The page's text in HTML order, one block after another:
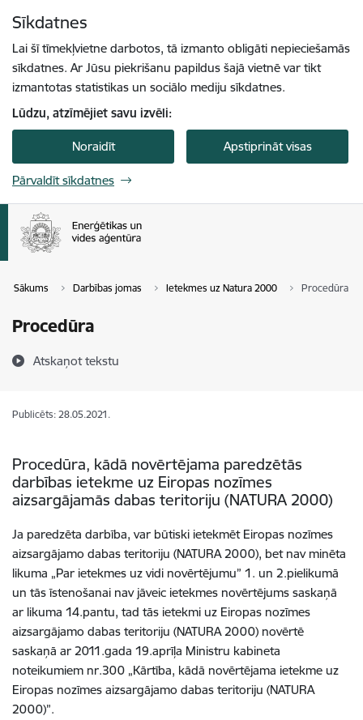
Sīkdatnes
Lai šī tīmekļvietne darbotos, tā izmanto obligāti nepieciešamās
sīkdatnes. Ar Jūsu piekrišanu papildus šajā vietnē var tikt
izmantotas statistikas un sociālo mediju sīkdatnes.
Lūdzu, atzīmējiet savu izvēli:
Noraidīt Apstiprināt visas
Pārvaldīt sīkdatnes
Sākums Darbības jomas Ietekmes uz Natura 2000 Procedūra
Procedūra
Atskaņot tekstu
Publicēts: 28.05.2021.
Procedūra, kādā novērtējama paredzētās
darbības ietekme uz Eiropas nozīmes
aizsargājamās dabas teritoriju (NATURA 2000)
Ja paredzēta darbība, var būtiski ietekmēt Eiropas nozīmes
aizsargājamo dabas teritoriju (NATURA 2000), bet nav minēta
likuma „Par ietekmes uz vidi novērtējumu” 1. un 2.pielikumā
un tās īstenošanai nav jāveic ietekmes novērtējums saskaņā
ar likuma 14.pantu, tad tās ietekmi uz Eiropas nozīmes
aizsargājamo dabas teritoriju (NATURA 2000) novērtē
saskaņā ar 2011.gada 19.aprīļa Ministru kabineta
noteikumiem nr.300 „Kārtība, kādā novērtējama ietekme uz
Eiropas nozīmes aizsargājamo dabas teritoriju (NATURA
2000)”.